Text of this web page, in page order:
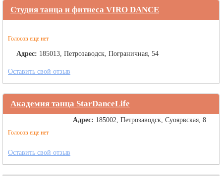
Студия танца и фитнеса VIRO DANCE
Голосов еще нет
Адрес: 185013, Петрозаводск, Пограничная, 54
Оставить свой отзыв
Академия танца StarDanceLife
Голосов еще нет
Адрес: 185002, Петрозаводск, Суоярвская, 8
Оставить свой отзыв